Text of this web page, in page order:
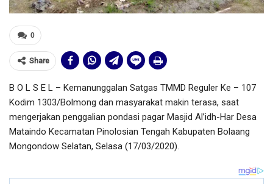
0
Share
B O L S E L – Kemanunggalan Satgas TMMD Reguler Ke – 107
Kodim 1303/Bolmong dan masyarakat makin terasa, saat
mengerjakan penggalian pondasi pagar Masjid Al’idh-Har Desa
Mataindo Kecamatan Pinolosian Tengah Kabupaten Bolaang
Mongondow Selatan, Selasa (17/03/2020).